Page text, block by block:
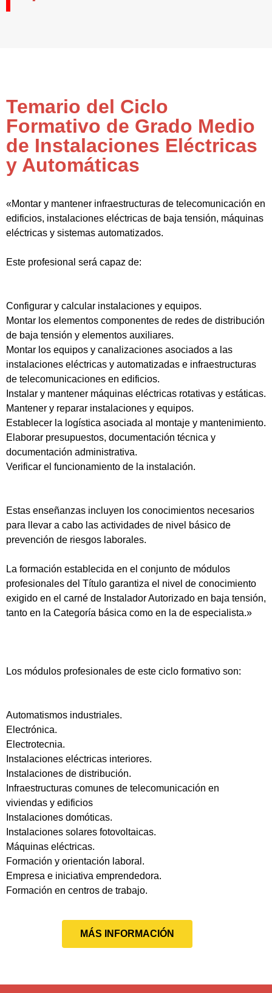
Temario del Ciclo
Formativo de Grado Medio
de Instalaciones Eléctricas
y Automáticas
«Montar y mantener infraestructuras de telecomunicación en
edificios, instalaciones eléctricas de baja tensión, máquinas
eléctricas y sistemas automatizados.
Este profesional será capaz de:
Configurar y calcular instalaciones y equipos.
Montar los elementos componentes de redes de distribución
de baja tensión y elementos auxiliares.
Montar los equipos y canalizaciones asociados a las
instalaciones eléctricas y automatizadas e infraestructuras
de telecomunicaciones en edificios.
Instalar y mantener máquinas eléctricas rotativas y estáticas.
Mantener y reparar instalaciones y equipos.
Establecer la logística asociada al montaje y mantenimiento.
Elaborar presupuestos, documentación técnica y
documentación administrativa.
Verificar el funcionamiento de la instalación.
Estas enseñanzas incluyen los conocimientos necesarios
para llevar a cabo las actividades de nivel básico de
prevención de riesgos laborales.
La formación establecida en el conjunto de módulos
profesionales del Título garantiza el nivel de conocimiento
exigido en el carné de Instalador Autorizado en baja tensión,
tanto en la Categoría básica como en la de especialista.»
Los módulos profesionales de este ciclo formativo son:
Automatismos industriales.
Electrónica.
Electrotecnia.
Instalaciones eléctricas interiores.
Instalaciones de distribución.
Infraestructuras comunes de telecomunicación en
viviendas y edificios
Instalaciones domóticas.
Instalaciones solares fotovoltaicas.
Máquinas eléctricas.
Formación y orientación laboral.
Empresa e iniciativa emprendedora.
Formación en centros de trabajo.
MÁS INFORMACIÓN